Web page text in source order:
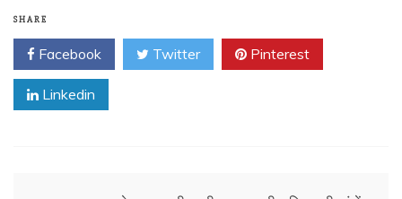
SHARE
Facebook Twitter Pinterest
Linkedin